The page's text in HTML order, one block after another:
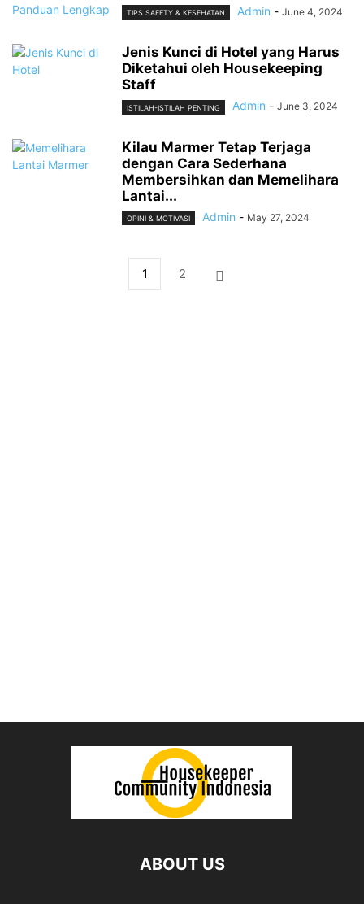
TIPS SAFETY & KESEHATAN Admin - June 4, 2024
Jenis Kunci di Hotel yang Harus
Diketahui oleh Housekeeping
Staff
ISTILAH-ISTILAH PENTING Admin - June 3, 2024
Kilau Marmer Tetap Terjaga
dengan Cara Sederhana
Membersihkan dan Memelihara
Lantai...
OPINI & MOTIVASI Admin - May 27, 2024
1 2
ABOUT US